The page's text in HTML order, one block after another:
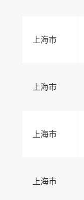
上海市
上海市
上海市
上海市